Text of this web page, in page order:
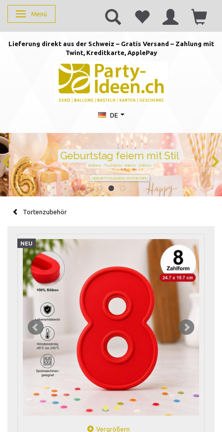
Anzeige ändern
Menü
Lieferung direkt aus der Schweiz – Gratis Versand – Zahlung mit
Twint, Kreditkarte, ApplePay
DE
Geburtstag feiern mit Stil
Ballons · Tischdeko · Karten · Zahlen
GEBURTSTAGSDEKO ENTDECKEN
Tortenzubehör
NEU
Vergrößern